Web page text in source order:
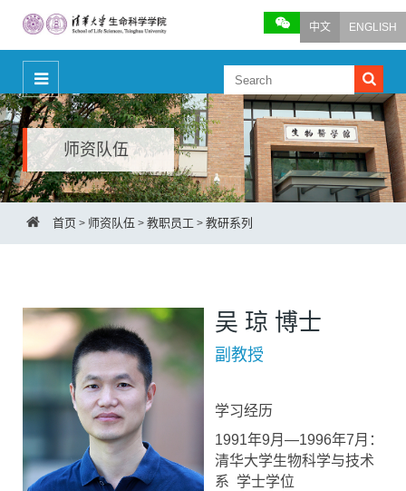
中文 ENGLISH
师资队伍
首页 > 师资队伍 > 教职员工 > 教研系列
吴 琼 博士
副教授
学习经历
1991年9月—1996年7月：
清华大学生物科学与技术
系 学士学位